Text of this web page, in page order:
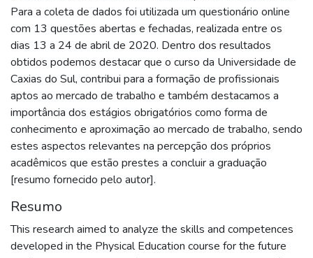
Para a coleta de dados foi utilizada um questionário online
com 13 questões abertas e fechadas, realizada entre os
dias 13 a 24 de abril de 2020. Dentro dos resultados
obtidos podemos destacar que o curso da Universidade de
Caxias do Sul, contribui para a formação de profissionais
aptos ao mercado de trabalho e também destacamos a
importância dos estágios obrigatórios como forma de
conhecimento e aproximação ao mercado de trabalho, sendo
estes aspectos relevantes na percepção dos próprios
acadêmicos que estão prestes a concluir a graduação
[resumo fornecido pelo autor].
Resumo
This research aimed to analyze the skills and competences
developed in the Physical Education course for the future